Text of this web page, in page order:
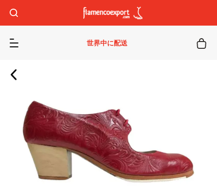
世界中に配送